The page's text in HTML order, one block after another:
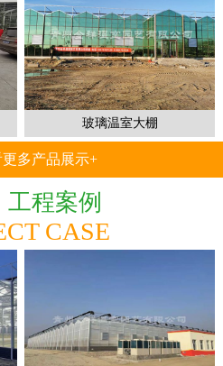
玻璃温室大棚
多产品展示+
工程案例
CASE